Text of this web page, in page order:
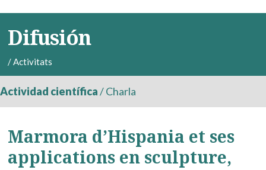
Difusión
/Activitats
Actividad científica/Charla
Marmora d’Hispania et ses
applications en sculpture,